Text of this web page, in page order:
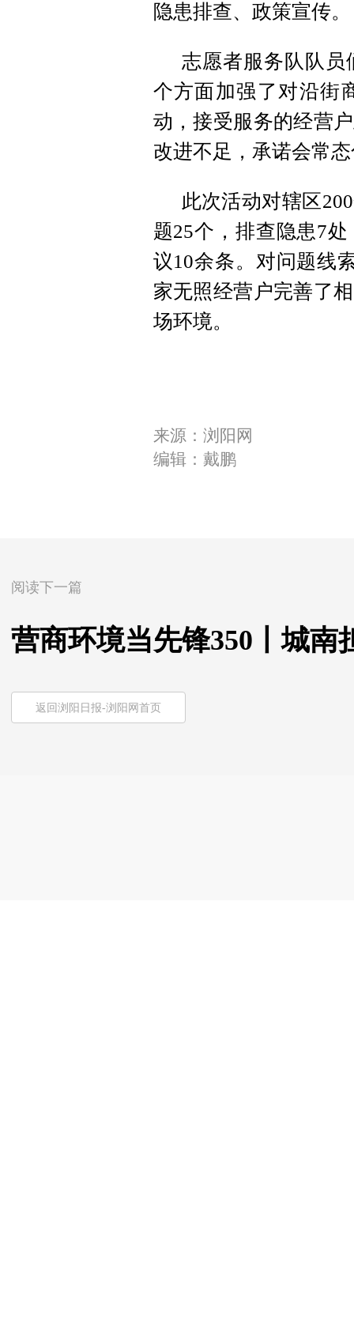
隐患排查、政策宣传。
志愿者服务队队员
个方面加强了对沿街
动，接受服务的经营
改进不足，承诺会常
此次活动对辖区
题25个，排查隐患7
议10余条。对问题线
家无照经营户完善了
场环境。
来源：浏阳网
编辑：戴鹏
阅读下一篇
营商环境当先锋350丨城南
返回浏阳日报-浏阳网首页